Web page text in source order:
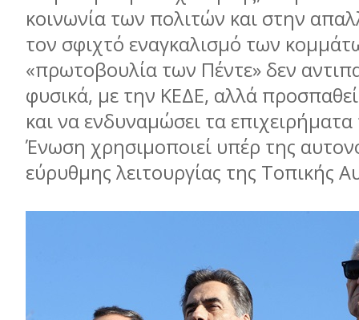
κοινωνία των πολιτών και στην
τον σφιχτό εναγκαλισμό των
«πρωτοβουλία των Πέντε» δεν
φυσικά, με την ΚΕΔΕ, αλλά
και να ενδυναμώσει τα
Ένωση χρησιμοποιεί υπέρ της
εύρυθμης λειτουργίας της Τοπικής